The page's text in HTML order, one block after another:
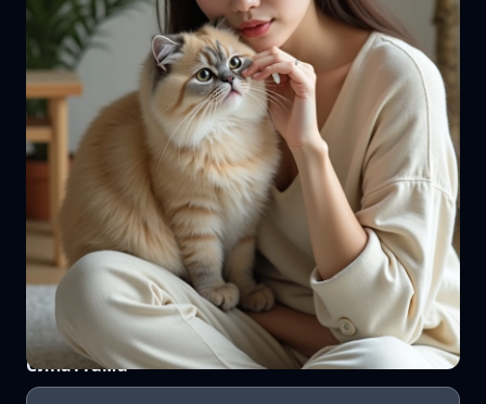
Сипаттама